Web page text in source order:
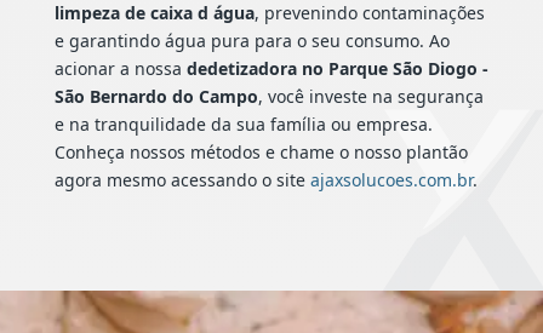
limpeza de caixa d água, prevenindo contaminações
e garantindo água pura para o seu consumo. Ao
acionar a nossa dedetizadora no Parque São Diogo -
São Bernardo do Campo, você investe na segurança
e na tranquilidade da sua família ou empresa.
Conheça nossos métodos e chame o nosso plantão
agora mesmo acessando o site ajaxsolucoes.com.br.